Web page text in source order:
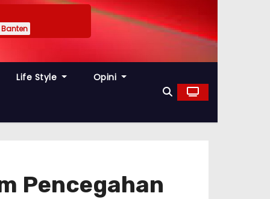
Banten
Life Style Opini
Pencegahan